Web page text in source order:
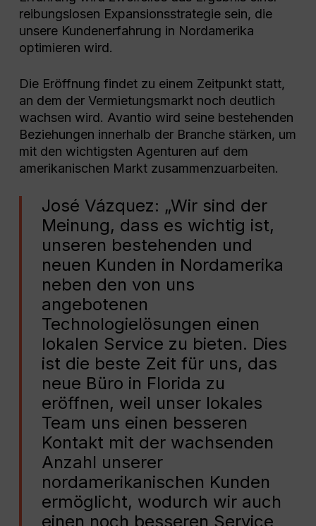
reibungslosen Expansionsstrategie sein, die
unsere Kundenerfahrung in Nordamerika
optimieren wird.
Die Eröffnung findet zu einem Zeitpunkt statt,
an dem der Vermietungsmarkt noch deutlich
wachsen wird. Avantio wird seine bestehenden
Beziehungen innerhalb der Branche stärken, um
mit den wichtigsten Agenturen auf dem
amerikanischen Markt zusammenzuarbeiten.
José Vázquez: „Wir sind der
Meinung, dass es wichtig ist,
unseren bestehenden und
neuen Kunden in Nordamerika
neben den von uns
angebotenen
Technologielösungen einen
lokalen Service zu bieten. Dies
ist die beste Zeit für uns, das
neue Büro in Florida zu
eröffnen, weil unser lokales
Team uns einen besseren
Kontakt mit der wachsenden
Anzahl unserer
nordamerikanischen Kunden
ermöglicht, wodurch wir auch
einen noch besseren Service